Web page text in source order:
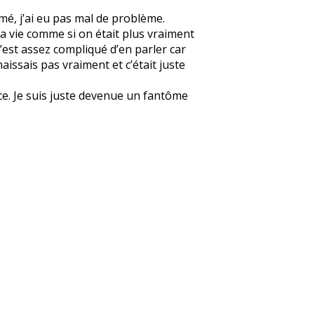
j’ai eu pas mal de problème.
vie comme si on était plus vraiment
assez compliqué d’en parler car
pas vraiment et c’était juste
Je suis juste devenue un fantôme